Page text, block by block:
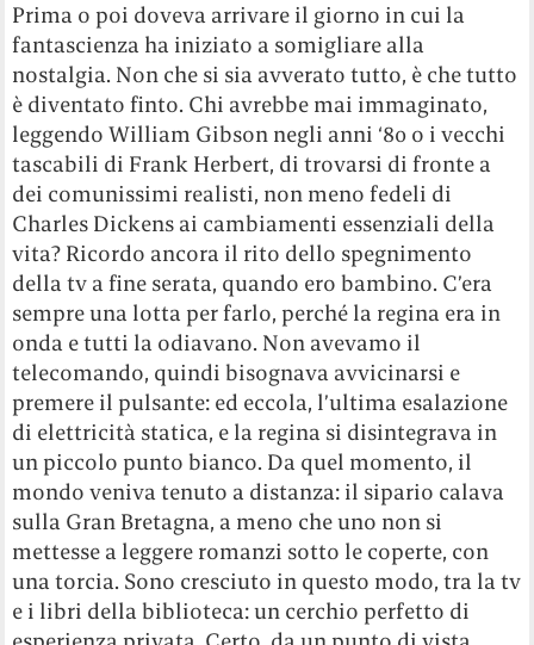
Prima o poi doveva arrivare il giorno in cui la
fantascienza ha iniziato a somigliare alla
nostalgia. Non che si sia avverato tutto, è che tutto
è diventato finto. Chi avrebbe mai immaginato,
leggendo William Gibson negli anni ‘80 o i vecchi
tascabili di Frank Herbert, di trovarsi di fronte a
dei comunissimi realisti, non meno fedeli di
Charles Dickens ai cambiamenti essenziali della
vita? Ricordo ancora il rito dello spegnimento
della tv a fine serata, quando ero bambino. C’era
sempre una lotta per farlo, perché la regina era in
onda e tutti la odiavano. Non avevamo il
telecomando, quindi bisognava avvicinarsi e
premere il pulsante: ed eccola, l’ultima esalazione
di elettricità statica, e la regina si disintegrava in
un piccolo punto bianco. Da quel momento, il
mondo veniva tenuto a distanza: il sipario calava
sulla Gran Bretagna, a meno che uno non si
mettesse a leggere romanzi sotto le coperte, con
una torcia. Sono cresciuto in questo modo, tra la tv
e i libri della biblioteca: un cerchio perfetto di